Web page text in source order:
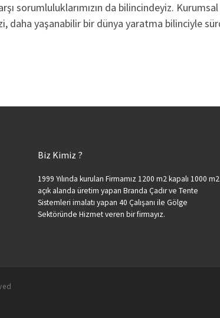
sorumluluklarımızın da bilincindeyiz.
yaşanabilir bir dünya yaratma bilinciyle
Biz Kimiz ?
1999 Yılında kurulan Firmamız 1200 m2 kapalı 1000 m2
açık alanda üretim yapan Branda Çadır ve Tente
Sistemleri imalatı yapan 40 Çalışanı ile Gölge
Sektöründe Hizmet veren bir firmayız.